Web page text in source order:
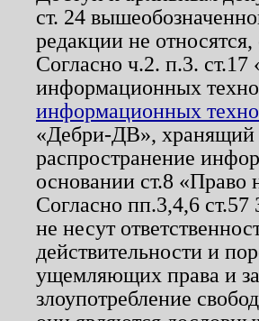
ст. 24
редакции не
Согласно ч.2. п.3.
информационных
информационных
«Дебри-ДВ», хранящий
распространение
основании ст.8
Согласно пп.3,4,6
не несут
действительности и
ущемляющих права и
злоупотребление